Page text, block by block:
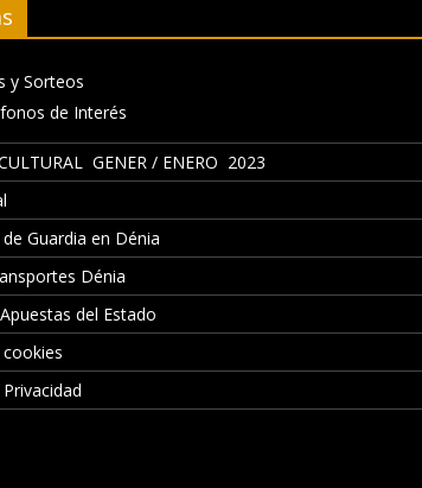
y Sorteos
de Interés
GENER / ENERO 2023
Guardia en Dénia
Dénia
del Estado